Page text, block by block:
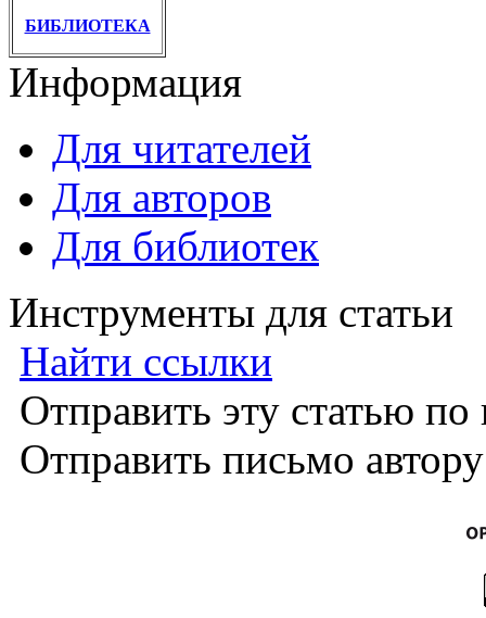
БИБЛИОТЕКА
Информация
Для читателей
Для авторов
Для библиотек
Инструменты для статьи
Найти ссылки
Отправить эту статью
Отправить письмо